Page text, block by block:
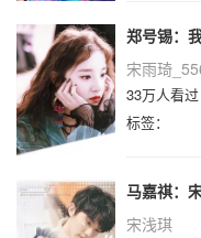
郑号锡：
宋雨琦
33万人看过
标签：
马嘉祺：
宋浅琪